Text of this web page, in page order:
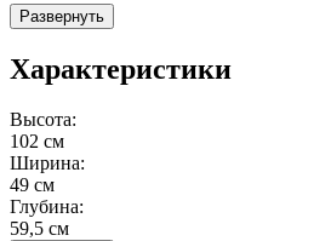
Развернуть
Характеристики
Высота:
102 см
Ширина:
49 см
Глубина:
59,5 см